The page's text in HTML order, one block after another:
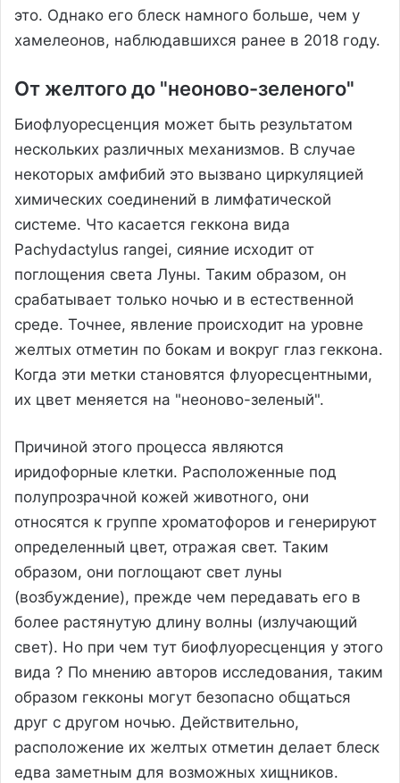
это. Однако его блеск намного больше, чем у
хамелеонов, наблюдавшихся ранее в 2018 году.
От желтого до "неоново-зеленого"
Биофлуоресценция может быть результатом
нескольких различных механизмов. В случае
некоторых амфибий это вызвано циркуляцией
химических соединений в лимфатической
системе. Что касается геккона вида
Pachydactylus rangei, сияние исходит от
поглощения света Луны. Таким образом, он
срабатывает только ночью и в естественной
среде. Точнее, явление происходит на уровне
желтых отметин по бокам и вокруг глаз геккона.
Когда эти метки становятся флуоресцентными,
их цвет меняется на "неоново-зеленый".
Причиной этого процесса являются
иридофорные клетки. Расположенные под
полупрозрачной кожей животного, они
относятся к группе хроматофоров и генерируют
определенный цвет, отражая свет. Таким
образом, они поглощают свет луны
(возбуждение), прежде чем передавать его в
более растянутую длину волны (излучающий
свет). Но при чем тут биофлуоресценция у этого
вида ? По мнению авторов исследования, таким
образом гекконы могут безопасно общаться
друг с другом ночью. Действительно,
расположение их желтых отметин делает блеск
едва заметным для возможных хищников.